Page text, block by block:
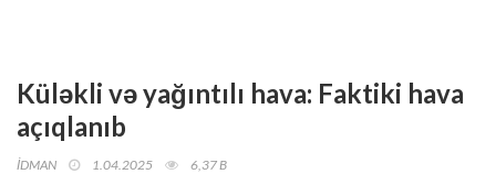
Küləkli və yağıntılı hava: Faktiki hava
açıqlanıb
İDMAN 1.04.2025 6,37 B